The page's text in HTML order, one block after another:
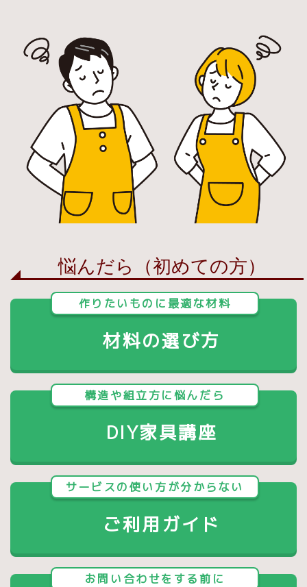
悩んだら（初めての方）
作りたいものに最適な材料
材料の選び方
構造や組立方に悩んだら
DIY家具講座
サービスの使い方が分からない
ご利用ガイド
お問い合わせをする前に